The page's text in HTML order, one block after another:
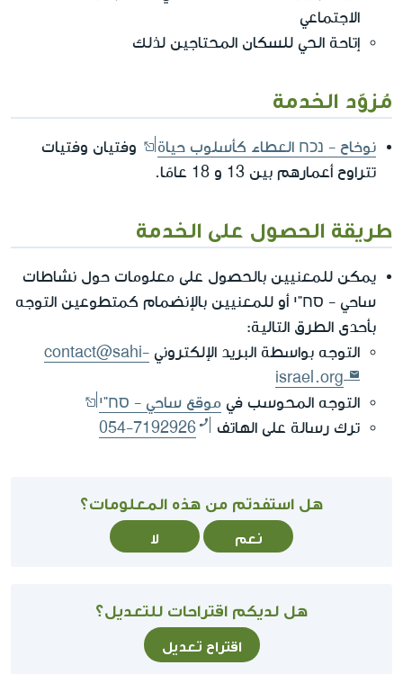
الاجتماعي
إتاحة الحي للسكان المحتاجين لذلك
مُزوّد الخدمة
نوخاح - נכח العطاء كأسلوب حياة
وفتيان وفتيات
تتراوح أعمارهم بين 13 و 18 عامًا.
طريقة الحصول على الخدمة
يمكن للمعنيين بالحصول على معلومات حول نشاطات
ساحي - סח"י أو للمعنيين بالإنضمام كمتطوعين التوجه
بأحدى الطرق التالية:
التوجه بواسطة البريد الإلكتروني contact@sahi-
israel.org
التوجه المحوسب في موقع ساحي - סח"י
ترك رسالة على الهاتف
054-7192926
هل استفدتم من هذه المعلومات؟
نعم لا
هل لديكم اقتراحات للتعديل؟
اقتراح تعديل